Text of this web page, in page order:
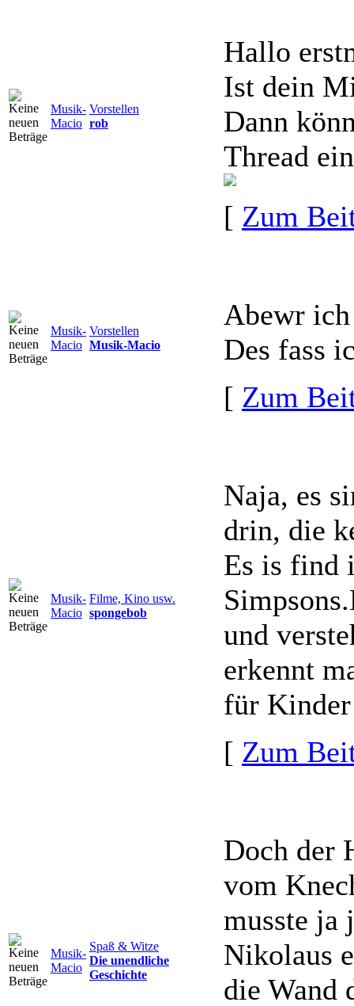
Musik-
Macio
Vorstellen
rob
Hallo
Ist dein
Dann
Thread
[ Zum
Musik-
Macio
Vorstellen
Musik-Macio
Abewr
Des fass
[ Zum
Musik-
Macio
Filme, Kino usw.
spongebob
Naja, es
drin, die
Es is find
und
erkennt
für Kinder
[ Zum
Musik-
Macio
Spaß & Witze
Die unendliche
Geschichte
Doch der
vom
musste ja
Nikolaus
die Wand